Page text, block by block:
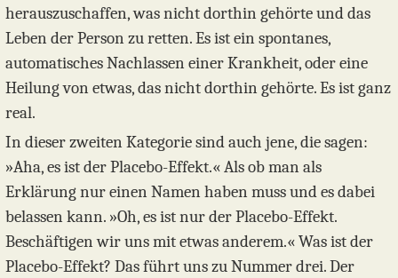
herauszuschaffen, was nicht dorthin gehörte und das
Leben der Person zu retten. Es ist ein spontanes,
automatisches Nachlassen einer Krankheit, oder eine
Heilung von etwas, das nicht dorthin gehörte. Es ist ganz
real.
In dieser zweiten Kategorie sind auch jene, die sagen:
»Aha, es ist der Placebo-Effekt.« Als ob man als
Erklärung nur einen Namen haben muss und es dabei
belassen kann. »Oh, es ist nur der Placebo-Effekt.
Beschäftigen wir uns mit etwas anderem.« Was ist der
Placebo-Effekt? Das führt uns zu Nummer drei. Der